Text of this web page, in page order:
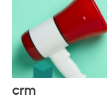
crm